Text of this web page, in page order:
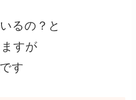
るの？と
すが
す